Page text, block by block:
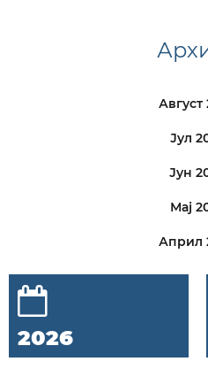
Август
Јул
Јун
Мај
Април
2026